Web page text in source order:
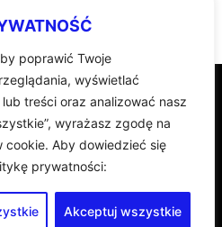
poprawić Twoje
wyświetlać
treści oraz analizować nasz
wyrażasz zgodę na
cookie. Aby dowiedzieć się
prywatności:
Akceptuj wszystkie
© 2025 | ALL
RESERVED
PRYWATNOŚCI
+48 604 453 608